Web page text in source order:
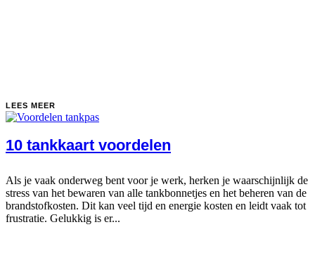
LEES MEER
10 tankkaart voordelen
Als je vaak onderweg bent voor je werk, herken je waarschijnlijk de
stress van het bewaren van alle tankbonnetjes en het beheren van de
brandstofkosten. Dit kan veel tijd en energie kosten en leidt vaak tot
frustratie. Gelukkig is er...